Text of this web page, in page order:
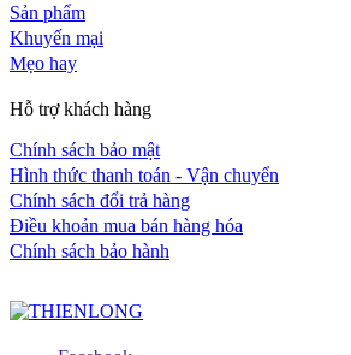
Sản phẩm
Khuyến mại
Mẹo hay
Hỗ trợ khách hàng
Chính sách bảo mật
Hình thức thanh toán - Vận chuyển
Chính sách đổi trả hàng
Điều khoản mua bán hàng hóa
Chính sách bảo hành